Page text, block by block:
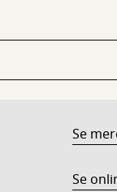
Se
Se